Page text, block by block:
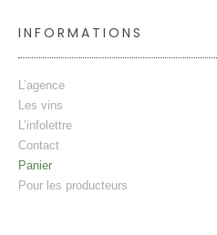
INFORMATIONS
L’agence
Les vins
L’infolettre
Contact
Panier
Pour les producteurs